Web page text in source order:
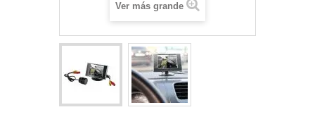
Ver más grande